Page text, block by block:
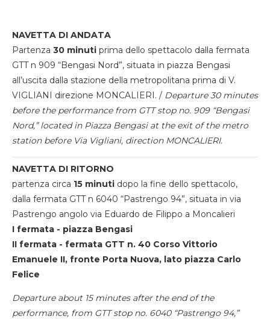
NAVETTA DI ANDATA
Partenza 30 minuti prima dello spettacolo dalla fermata
GTT n 909 “Bengasi Nord”, situata in piazza Bengasi
all’uscita dalla stazione della metropolitana prima di V.
VIGLIANI direzione MONCALIERI. / Departure 30 minutes
before the performance from GTT stop no. 909 “Bengasi
Nord,” located in Piazza Bengasi at the exit of the metro
station before Via Vigliani, direction MONCALIERI.
NAVETTA DI RITORNO
partenza circa 15 minuti dopo la fine dello spettacolo,
dalla fermata GTT n 6040 “Pastrengo 94”, situata in via
Pastrengo angolo via Eduardo de Filippo a Moncalieri
I fermata - piazza Bengasi
II fermata - fermata GTT n. 40 Corso Vittorio
Emanuele II, fronte Porta Nuova, lato piazza Carlo
Felice
Departure about 15 minutes after the end of the
performance, from GTT stop no. 6040 “Pastrengo 94,”